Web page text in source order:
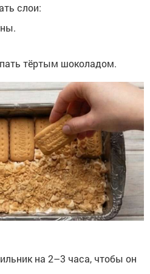
слои:
тёртым шоколадом.
на 2–3 часа, чтобы он